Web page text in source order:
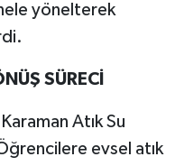
yönelterek
SÜRECİ
Atık Su
evsel atık